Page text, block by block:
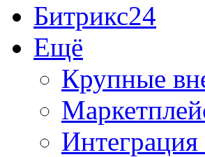
Битрикс24
Ещё
Крупные